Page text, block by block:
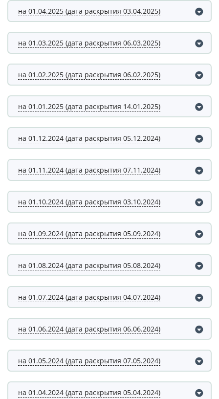
на 01.04.2025 (дата раскрытия 03.04.2025)
на 01.03.2025 (дата раскрытия 06.03.2025)
на 01.02.2025 (дата раскрытия 06.02.2025)
на 01.01.2025 (дата раскрытия 14.01.2025)
на 01.12.2024 (дата раскрытия 05.12.2024)
на 01.11.2024 (дата раскрытия 07.11.2024)
на 01.10.2024 (дата раскрытия 03.10.2024)
на 01.09.2024 (дата раскрытия 05.09.2024)
на 01.08.2024 (дата раскрытия 05.08.2024)
на 01.07.2024 (дата раскрытия 04.07.2024)
на 01.06.2024 (дата раскрытия 06.06.2024)
на 01.05.2024 (дата раскрытия 07.05.2024)
на 01.04.2024 (дата раскрытия 05.04.2024)